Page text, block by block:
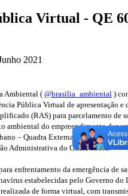
Virtual - QE
2021
Ambiental ( @brasilia_ambiental )
Pública Virtual de apresentação e
(RAS) para parcelamento de
ambiental do empreendimento
– Quadra Externa – QE 60
Administrativa do Guará RA X.
enfrentamento da emergência de
estabelecidas pelo Governo do
de forma virtual, com